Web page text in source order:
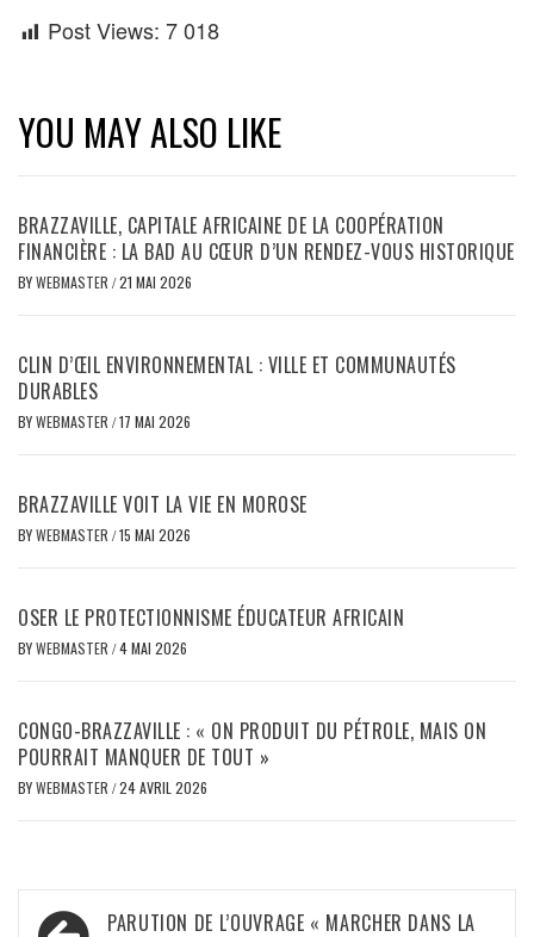
Post Views: 7 018
YOU MAY ALSO LIKE
BRAZZAVILLE, CAPITALE AFRICAINE DE LA COOPÉRATION
FINANCIÈRE : LA BAD AU CŒUR D’UN RENDEZ-VOUS HISTORIQUE
BYWEBMASTER /21 MAI 2026
CLIN D’ŒIL ENVIRONNEMENTAL : VILLE ET COMMUNAUTÉS
DURABLES
BYWEBMASTER /17 MAI 2026
BRAZZAVILLE VOIT LA VIE EN MOROSE
BYWEBMASTER /15 MAI 2026
OSER LE PROTECTIONNISME ÉDUCATEUR AFRICAIN
BYWEBMASTER /4 MAI 2026
CONGO-BRAZZAVILLE : « ON PRODUIT DU PÉTROLE, MAIS ON
POURRAIT MANQUER DE TOUT »
BYWEBMASTER /24 AVRIL 2026
NavigationPARUTION DE L’OUVRAGE « MARCHER DANS LA